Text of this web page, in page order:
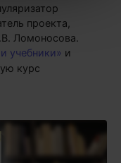
проекта,
Ломоносова.
учебники» и
курс